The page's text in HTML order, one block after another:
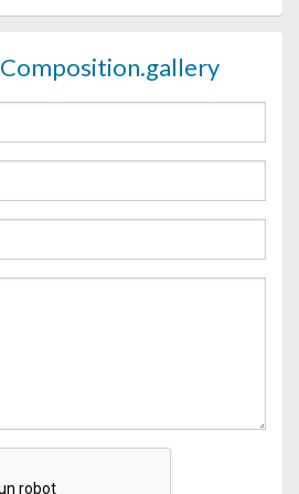
Composition.gallery